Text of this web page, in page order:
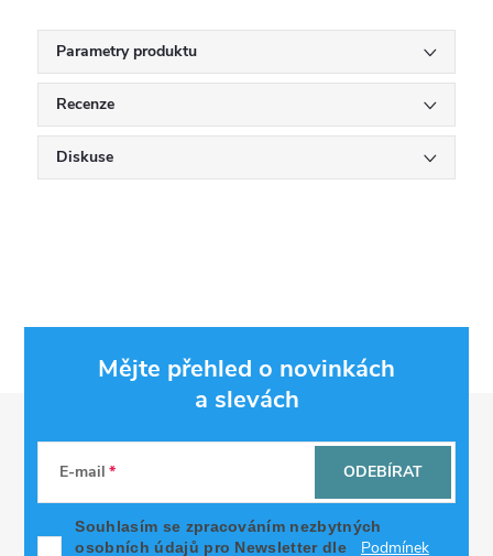
Parametry produktu
Recenze
Diskuse
Mějte přehled o novinkách
a slevách
E-mail
Souhlasím se zpracováním nezbytných
osobních údajů pro Newsletter dle
Podmínek
ODEBÍRAT